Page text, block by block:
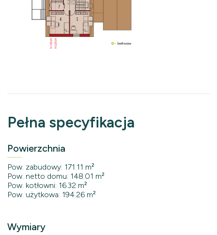
Pełna specyfikacja
Powierzchnia
Pow. zabudowy: 171.11 m²
Pow. netto domu: 148.01 m²
Pow. kotłowni: 16.32 m²
Pow. użytkowa: 194.26 m²
Wymiary